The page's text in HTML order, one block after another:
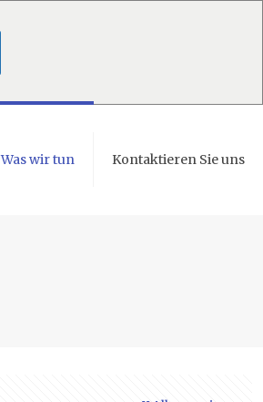
Was wir tun Kontaktieren Sie uns